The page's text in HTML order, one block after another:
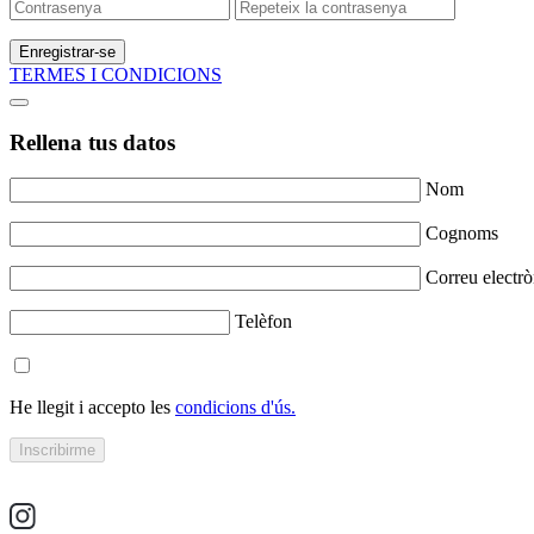
Enregistrar-se
TERMES I CONDICIONS
Rellena tus datos
Nom
Cognoms
Correu
Telèfon
He llegit i accepto les condicions d'ús.